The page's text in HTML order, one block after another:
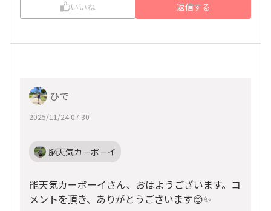
いいね 返信する
ひで
2025/11/24 07:30
脳天気カーボーイ
能天気カーボーイさん、おはようございます。コ
メントを頂き、ありがとうございます😊✨